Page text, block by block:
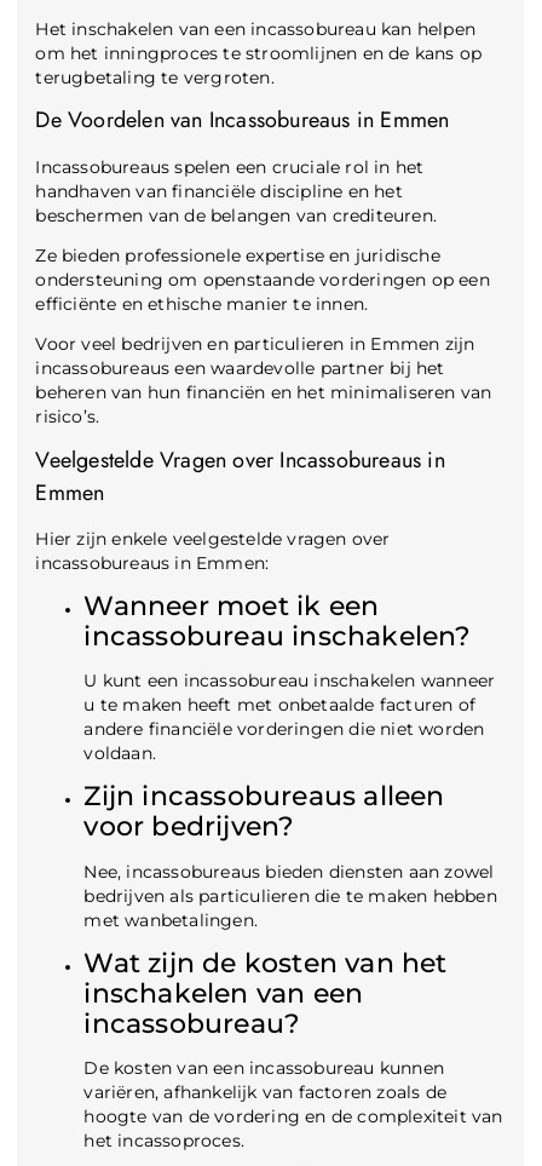
Het inschakelen van een incassobureau kan helpen
om het inningproces te stroomlijnen en de kans op
terugbetaling te vergroten.
De Voordelen van Incassobureaus in Emmen
Incassobureaus spelen een cruciale rol in het
handhaven van financiële discipline en het
beschermen van de belangen van crediteuren.
Ze bieden professionele expertise en juridische
ondersteuning om openstaande vorderingen op een
efficiënte en ethische manier te innen.
Voor veel bedrijven en particulieren in Emmen zijn
incassobureaus een waardevolle partner bij het
beheren van hun financiën en het minimaliseren van
risico’s.
Veelgestelde Vragen over Incassobureaus in
Emmen
Hier zijn enkele veelgestelde vragen over
incassobureaus in Emmen:
Wanneer moet ik een
incassobureau inschakelen?
U kunt een incassobureau inschakelen wanneer
u te maken heeft met onbetaalde facturen of
andere financiële vorderingen die niet worden
voldaan.
Zijn incassobureaus alleen
voor bedrijven?
Nee, incassobureaus bieden diensten aan zowel
bedrijven als particulieren die te maken hebben
met wanbetalingen.
Wat zijn de kosten van het
inschakelen van een
incassobureau?
De kosten van een incassobureau kunnen
variëren, afhankelijk van factoren zoals de
hoogte van de vordering en de complexiteit van
het incassoproces.